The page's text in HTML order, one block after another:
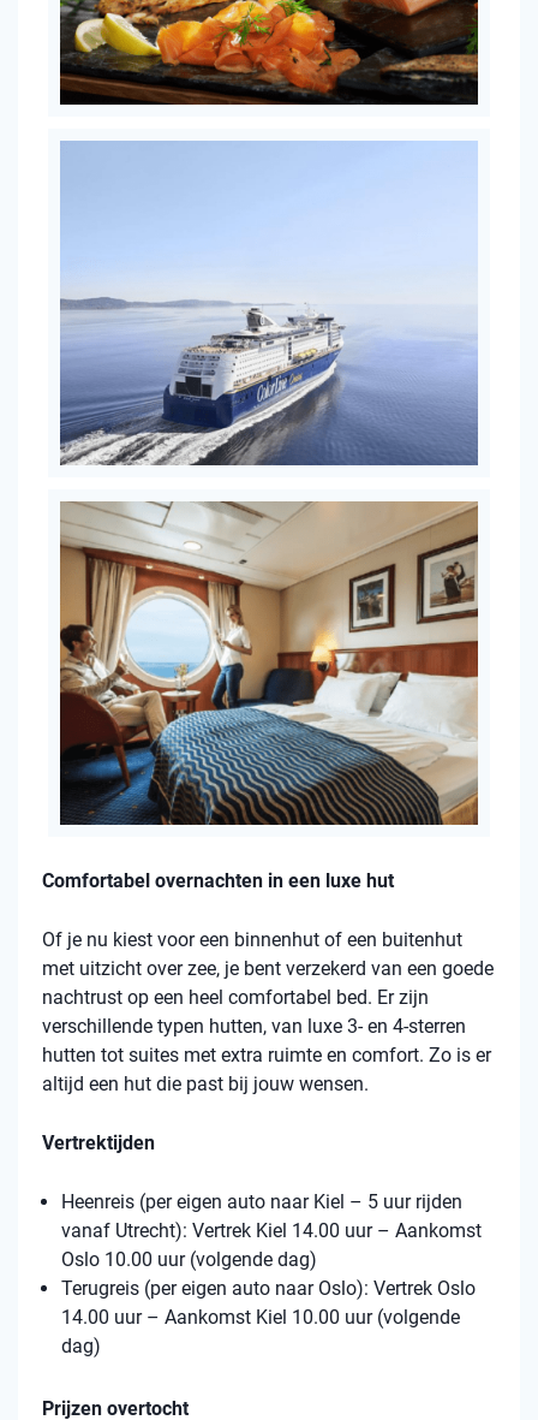
Comfortabel overnachten in een luxe hut
Of je nu kiest voor een binnenhut of een buitenhut
met uitzicht over zee, je bent verzekerd van een goede
nachtrust op een heel comfortabel bed. Er zijn
verschillende typen hutten, van luxe 3- en 4-sterren
hutten tot suites met extra ruimte en comfort. Zo is er
altijd een hut die past bij jouw wensen.
Vertrektijden
Heenreis (per eigen auto naar Kiel – 5 uur rijden
vanaf Utrecht): Vertrek Kiel 14.00 uur – Aankomst
Oslo 10.00 uur (volgende dag)
Terugreis (per eigen auto naar Oslo): Vertrek Oslo
14.00 uur – Aankomst Kiel 10.00 uur (volgende
dag)
Prijzen overtocht